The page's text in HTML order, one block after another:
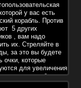
у вас есть
корабль. Против
5 других
, вам надо
их. Стреляйте в
за это вы будете
очки, которые
для увеличения
вашего корабля.
свой корабль.